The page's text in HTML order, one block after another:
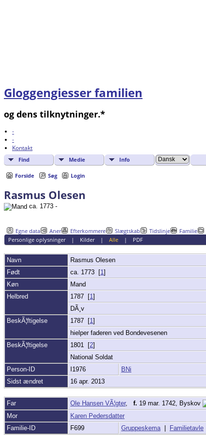
Gloggengiesser familien
og dens tilknytninger.*
-
-
Kontakt
Find Medie Info
Forside Søg Login
Rasmus Olesen
ca. 1773 -
Egne data Aner Efterkommere Slægtskab Tidslinje Familie
Personlige oplysninger| Kilder| Alle| PDF
Navn Rasmus Olesen
Født
ca. 1773 [1]
Køn
Mand
Helbred
1787 [1]
DÃ¸v
BeskÃ¦ftigelse
1787 [1]
hielper faderen ved Bondevesenen
BeskÃ¦ftigelse
1801 [2]
National Soldat
Person-ID
I1976
BNi
Sidst ændret
16 apr. 2013
Far Ole Hansen VÃ¦gter, f. 19 mar. 1742, Byskov
Mor
Karen Pedersdatter
Familie-ID
F699 Gruppeskema| Familietavle